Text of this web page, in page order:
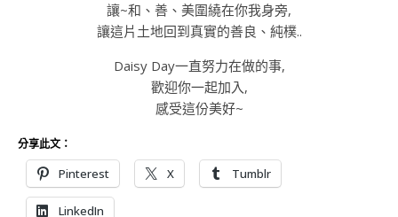
讓~和、善、美圍繞在你我身旁,
讓這片土地回到真實的善良、純樸..
Daisy Day一直努力在做的事,
歡迎你一起加入,
感受這份美好~
分享此文：
Pinterest X Tumblr
LinkedIn